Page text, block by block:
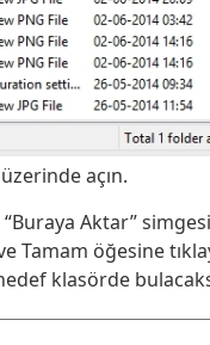
açın.
Aktar”
Tamam öğesine
klasörde